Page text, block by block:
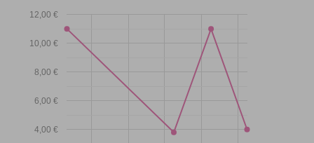
4,00 €
6,00 €
8,00 €
10,00 €
12,00 €